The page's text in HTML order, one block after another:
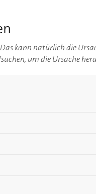
kann natürlich die
um die Ursache